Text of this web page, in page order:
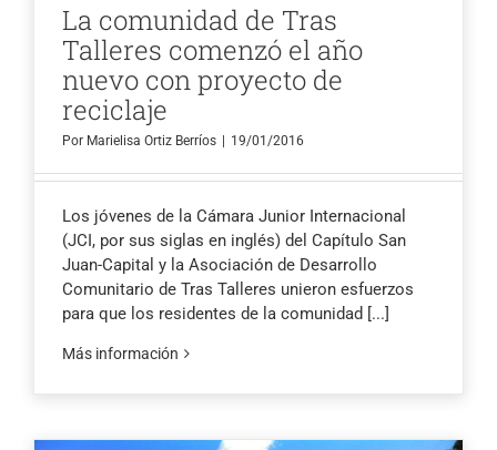
La comunidad de Tras
Talleres comenzó el año
nuevo con proyecto de
reciclaje
Por Marielisa Ortiz Berríos | 19/01/2016
Los jóvenes de la Cámara Junior Internacional
(JCI, por sus siglas en inglés) del Capítulo San
Juan-Capital y la Asociación de Desarrollo
Comunitario de Tras Talleres unieron esfuerzos
para que los residentes de la comunidad [...]
Más información